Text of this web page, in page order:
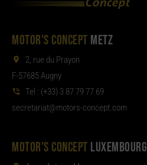
MOTOR'S CONCEPT METZ
2, rue du Prayon
F-57685 Augny
Tel : (+33) 3 87 79 77 69
moc.tpecnoc-sro
tom@tair
aterces
MOTOR'S CONCEPT LUXEMBOURG